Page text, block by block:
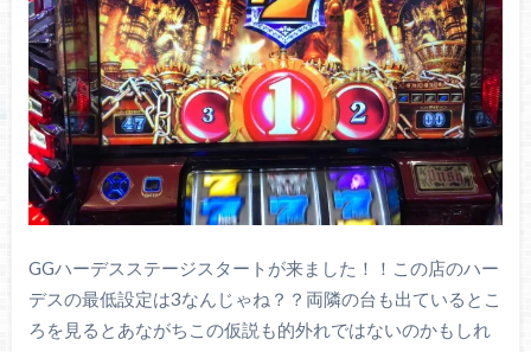
GGハーデスステージスタートが来ました！！この店のハー
デスの最低設定は3なんじゃね？？両隣の台も出ているとこ
ろを見るとあながちこの仮説も的外れではないのかもしれ